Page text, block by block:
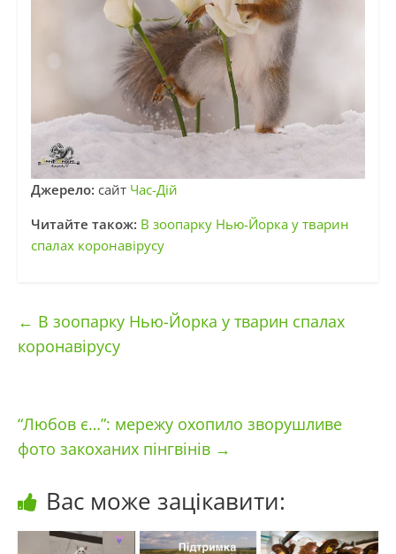
Джерело: сайт Час-Дій
Читайте також: В зоопарку Нью-Йорка у тварин
спалах коронавірусу
← В зоопарку Нью-Йорка у тварин спалах
коронавірусу
“Любов є…”: мережу охопило зворушливе
фото закоханих пінгвінів →
Вас може зацікавити: